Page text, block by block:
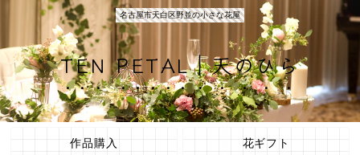
名古屋市天白区野並の小さな花屋
TEN PETAL｜天のひら
作品購入 花ギフト